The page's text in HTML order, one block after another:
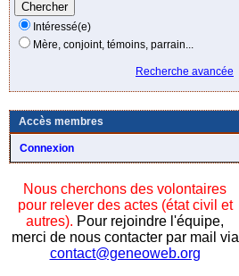
Intéressé(e)
Mère, conjoint, témoins, parrain...
Recherche avancée
Accès membres
Connexion
Nous cherchons des volontaires
pour relever des actes (état civil et
autres). Pour rejoindre l'équipe,
merci de nous contacter par mail via
contact@geneoweb.org